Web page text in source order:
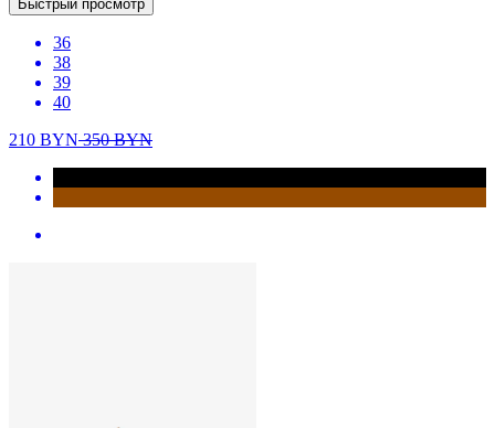
Быстрый просмотр
36
38
39
40
210 BYN350BYN